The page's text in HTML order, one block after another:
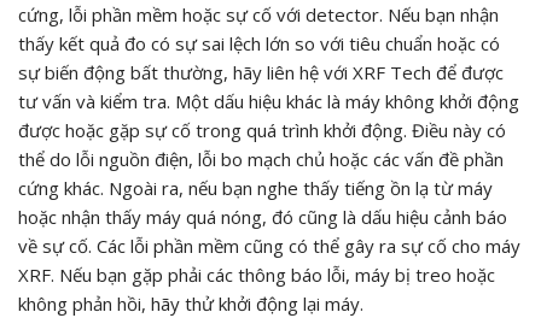
cứng, lỗi phần mềm hoặc sự cố với detector. Nếu bạn nhận
thấy kết quả đo có sự sai lệch lớn so với tiêu chuẩn hoặc có
sự biến động bất thường, hãy liên hệ với XRF Tech để được
tư vấn và kiểm tra. Một dấu hiệu khác là máy không khởi động
được hoặc gặp sự cố trong quá trình khởi động. Điều này có
thể do lỗi nguồn điện, lỗi bo mạch chủ hoặc các vấn đề phần
cứng khác. Ngoài ra, nếu bạn nghe thấy tiếng ồn lạ từ máy
hoặc nhận thấy máy quá nóng, đó cũng là dấu hiệu cảnh báo
về sự cố. Các lỗi phần mềm cũng có thể gây ra sự cố cho máy
XRF. Nếu bạn gặp phải các thông báo lỗi, máy bị treo hoặc
không phản hồi, hãy thử khởi động lại máy.